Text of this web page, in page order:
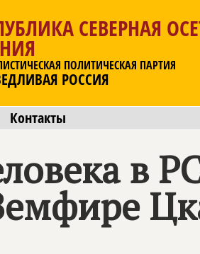
СЕВЕРНАЯ
ПОЛИТИЧЕСКАЯ ПАРТИЯ
РОССИЯ
Контакты
в